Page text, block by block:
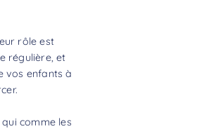
rôle est
régulière, et
vos enfants à
, qui comme les